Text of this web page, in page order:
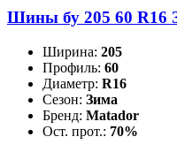
Шины бу 205 60 R16
Ширина: 205
Профиль: 60
Диаметр: R16
Сезон: Зима
Бренд: Matador
Ост. прот.: 70%